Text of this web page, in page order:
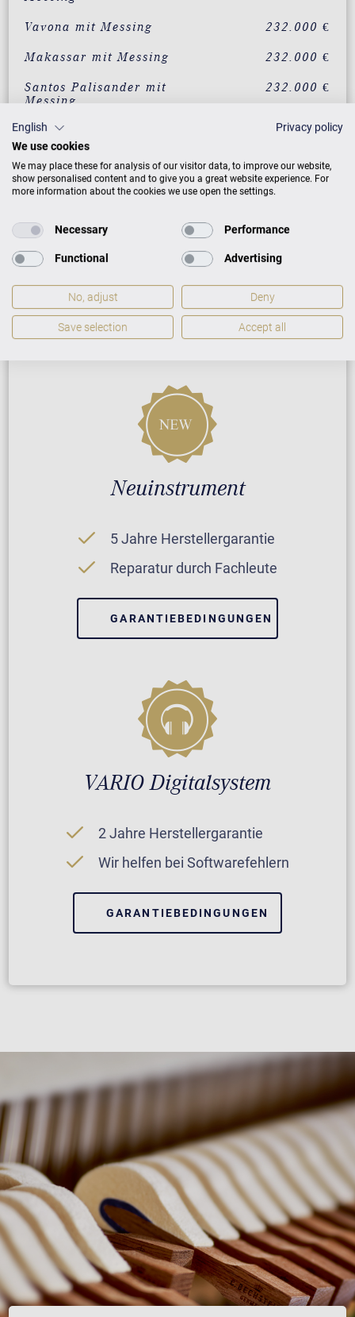
Vavona mit Messing 232.000 €
Makassar mit Messing 232.000 €
Santos Palisander mit
Messing
232.000 €
Pyramidenmahagoni mit
Messing
232.000 €
ZUSATZLEISTUNGEN FÜR C. BECHSTEIN
PREISLISTE HERUNTERLADEN
Neuinstrument
5 Jahre Herstellergarantie
Reparatur durch Fachleute
GARANTIEBEDINGUNGEN
VARIO Digitalsystem
2 Jahre Herstellergarantie
Wir helfen bei Softwarefehlern
GARANTIEBEDINGUNGEN
English
Privacy policy
We use cookies
We may place these for analysis of our visitor data, to improve our website,
show personalised content and to give you a great website experience. For
more information about the cookies we use open the settings.
Necessary Performance
Functional Advertising
No, adjust Deny
Save selection Accept all